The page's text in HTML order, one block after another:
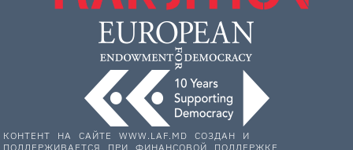
КОНТЕНТ НА САЙТЕ WWW.LAF.MD СОЗДАН И
ПОДДЕРЖИВАЕТСЯ ПРИ ФИНАНСОВОЙ ПОДДЕРЖКЕ